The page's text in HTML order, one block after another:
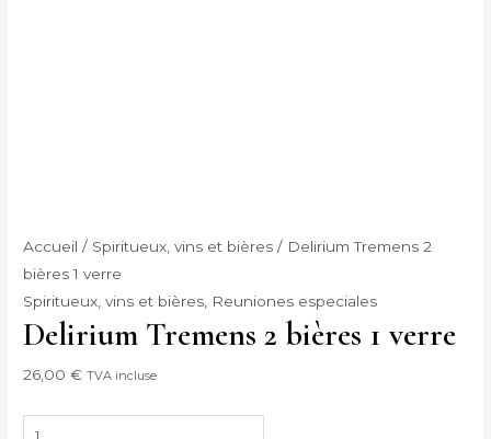
Accueil / Spiritueux, vins et bières / Delirium Tremens 2
bières 1 verre
Spiritueux, vins et bières, Reuniones especiales
Delirium Tremens 2 bières 1 verre
26,00€ TVA incluse